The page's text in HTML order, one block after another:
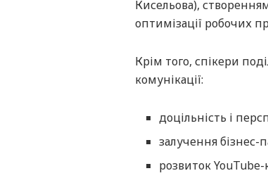
Кисельова),
оптимізації робочих
Крім того, спікери
комунікації:
доцільність і
залучення бізнес-
розвиток